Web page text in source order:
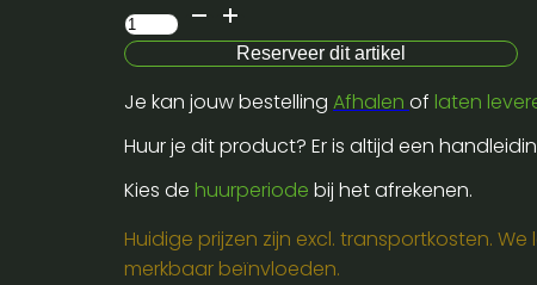
Electrovoice-
etx
15sp-
15"-
sub
aantal
Reserveer dit artikel
Je kan jouw bestelling Afhalen of laten
Huur je dit product? Er is altijd een
Kies de huurperiode bij het afrekenen.
Huidige prijzen zijn excl. transportkosten.
merkbaar beïnvloeden.